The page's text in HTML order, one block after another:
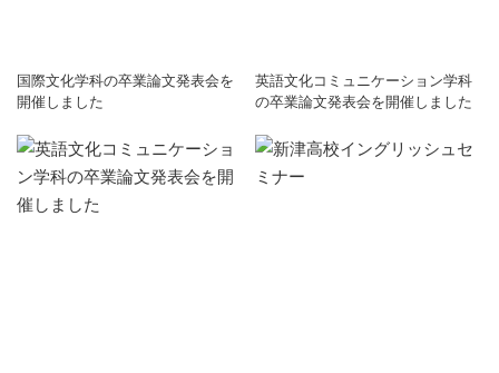
国際文化学科の卒業論文発表会を
開催しました
英語文化コミュニケーション学科
の卒業論文発表会を開催しました